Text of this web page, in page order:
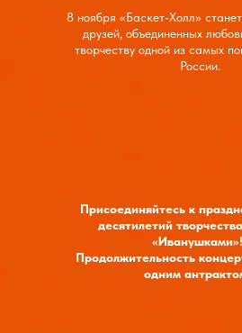
8 ноября «Баскет-Холл»
друзей, объединенных
творчеству одной из самых
России.
Присоединяйтесь к
десятилетий
«Иванушками»!
Продолжительность
одним